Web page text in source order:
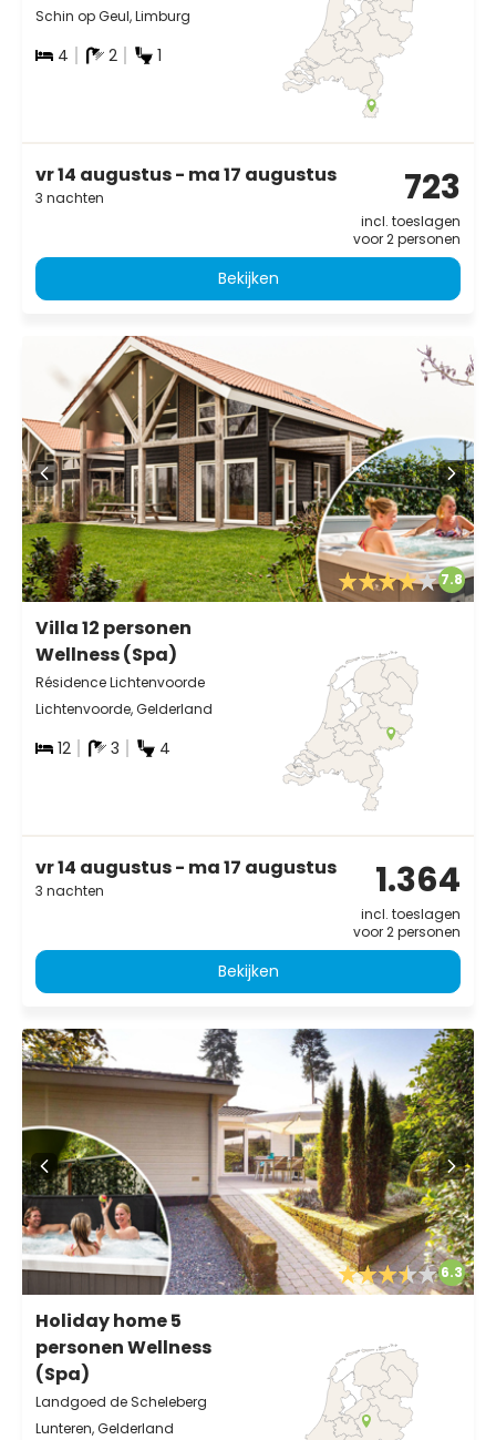
Schin op Geul, Limburg
4 2 1
vr 14 augustus - ma 17 augustus
3 nachten 723
incl. toeslagen
voor 2 personen
Bekijken
7.8
Villa 12 personen
Wellness (Spa)
Résidence Lichtenvoorde
Lichtenvoorde, Gelderland
12 3 4
vr 14 augustus - ma 17 augustus
3 nachten 1.364
incl. toeslagen
voor 2 personen
Bekijken
6.3
Holiday home 5
personen Wellness
(Spa)
Landgoed de Scheleberg
Lunteren, Gelderland